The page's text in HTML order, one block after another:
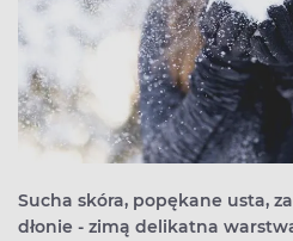
Sucha skóra, popękane usta,
dłonie - zimą delikatna